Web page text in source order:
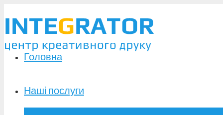
Головна
Наші послуги